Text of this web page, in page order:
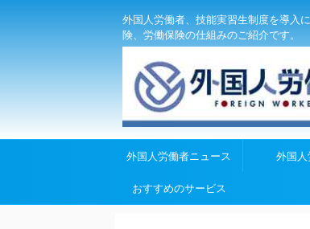
外国人労働者、技能実習生制度を導入
険、労働保険の仕組みのご紹介です。
外国人労働者ニュース 外国人
おすすめのサービス